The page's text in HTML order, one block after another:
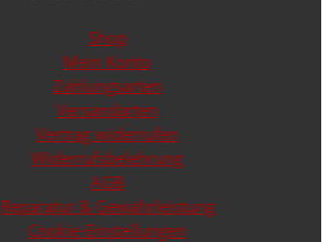
Shop
Mein Konto
Zahlungsarten
Versandarten
Vertrag widerrufen
Widerrufsbelehrung
AGB
Reparatur & Gewährleistung
Cookie-Einstellungen